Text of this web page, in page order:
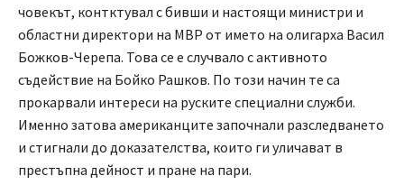
човекът, контктувал с бивши и настоящи министри и
областни директори на МВР от името на олигарха Васил
Божков-Черепа. Това се е случвало с активното
съдействие на Бойко Рашков. По този начин те са
прокарвали интереси на руските специални служби.
Именно затова американците започнали разследването
и стигнали до доказателства, които ги уличават в
престъпна дейност и пране на пари.